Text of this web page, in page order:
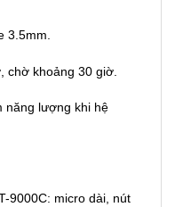
3.5mm.
chờ khoảng 30 giờ.
năng lượng khi hệ
9000C: micro dài, nút